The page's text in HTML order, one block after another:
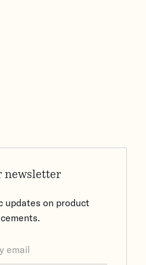
newsletter
updates on product